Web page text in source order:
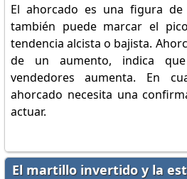
El ahorcado es una figura
también puede marcar el
tendencia alcista o bajista.
de un aumento, indica
vendedores aumenta. En
ahorcado necesita una
actuar.
El martillo invertido y la